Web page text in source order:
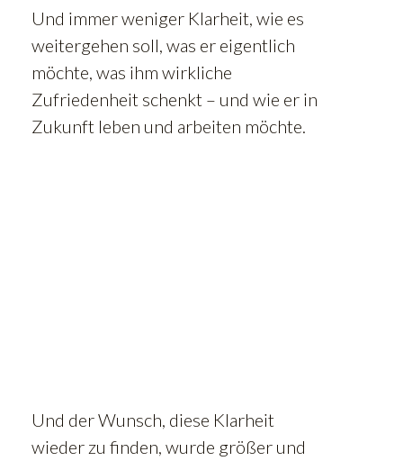
Und immer weniger Klarheit, wie es
weitergehen soll, was er eigentlich
möchte, was ihm wirkliche
Zufriedenheit schenkt – und wie er in
Zukunft leben und arbeiten möchte.
Und der Wunsch, diese Klarheit
wieder zu finden, wurde größer und